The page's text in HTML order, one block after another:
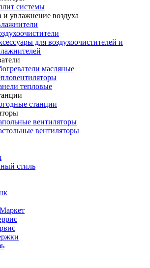
системы
и увлажнение воздуха
для воздухоочистителей и
масляные
тепловые
станции
вентиляторы
вентиляторы
стиль